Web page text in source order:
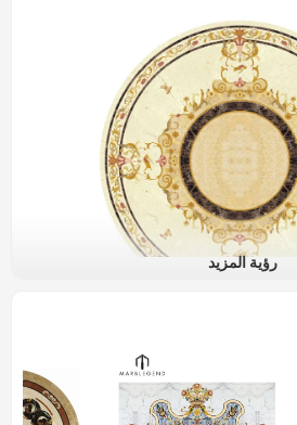
PFM-MM007
رخام طبيعي
رؤية المزيد